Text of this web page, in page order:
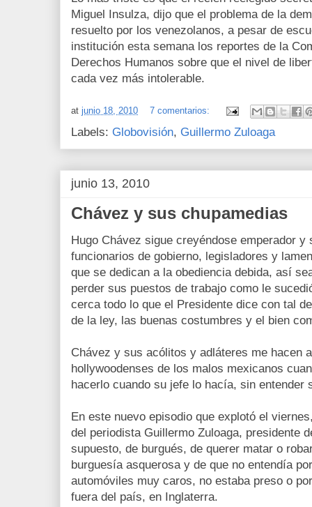
Miguel Insulza, dijo que el problema de la
resuelto por los venezolanos, a pesar de
institución esta semana los reportes de la
Derechos Humanos sobre que el nivel de
cada vez más intolerable.
at junio 18, 2010 7 comentarios:
Labels: Globovisión, Guillermo Zuloaga
junio 13, 2010
Chávez y sus chupamedias
Hugo Chávez sigue creyéndose emperador
funcionarios de gobierno, legisladores y
que se dedican a la obediencia debida, así
perder sus puestos de trabajo como le
cerca todo lo que el Presidente dice con tal
de la ley, las buenas costumbres y el bien
Chávez y sus acólitos y adláteres me hacen
hollywoodenses de los malos mexicanos
hacerlo cuando su jefe lo hacía, sin entender
En este nuevo episodio que explotó el
del periodista Guillermo Zuloaga, presidente
supuesto, de burgués, de querer matar o
burguesía asquerosa y de que no entendía
automóviles muy caros, no estaba preso o
fuera del país, en Inglaterra.